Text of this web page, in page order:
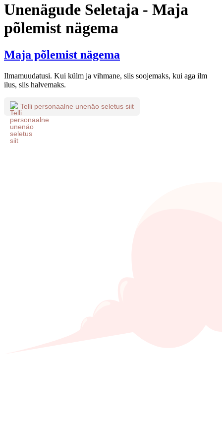
Unenägude Seletaja - Maja
põlemist nägema
Maja põlemist nägema
Ilmamuudatusi. Kui külm ja vihmane, siis soojemaks, kui aga ilm
ilus, siis halvemaks.
Telli personaalne unenäo seletus siit